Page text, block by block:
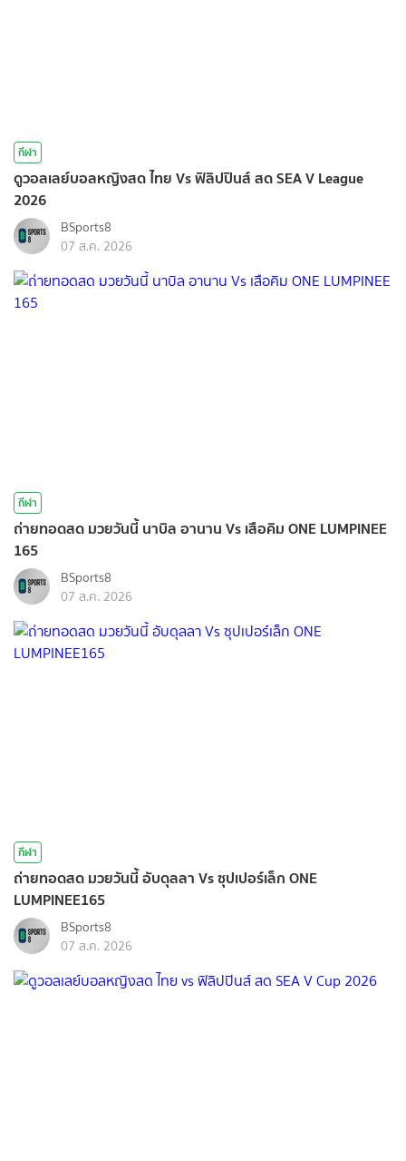
กีฬา
ดูวอลเลย์บอลหญิงสด ไทย Vs ฟิลิปปินส์ สด SEA V League
2026
BSports8
07 ส.ค. 2026
กีฬา
ถ่ายทอดสด มวยวันนี้ นาบิล อานาน Vs เสือคิม ONE LUMPINEE
165
BSports8
07 ส.ค. 2026
กีฬา
ถ่ายทอดสด มวยวันนี้ อับดุลลา Vs ซุปเปอร์เล็ก ONE
LUMPINEE165
BSports8
07 ส.ค. 2026